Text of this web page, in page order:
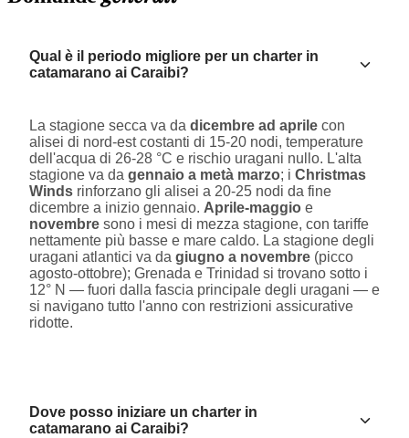
Qual è il periodo migliore per un charter in
catamarano ai Caraibi?
La stagione secca va da dicembre ad aprile con
alisei di nord-est costanti di 15-20 nodi, temperature
dell'acqua di 26-28 °C e rischio uragani nullo. L'alta
stagione va da gennaio a metà marzo; i Christmas
Winds rinforzano gli alisei a 20-25 nodi da fine
dicembre a inizio gennaio. Aprile-maggio e
novembre sono i mesi di mezza stagione, con tariffe
nettamente più basse e mare caldo. La stagione degli
uragani atlantici va da giugno a novembre (picco
agosto-ottobre); Grenada e Trinidad si trovano sotto i
12° N — fuori dalla fascia principale degli uragani — e
si navigano tutto l'anno con restrizioni assicurative
ridotte.
Dove posso iniziare un charter in
catamarano ai Caraibi?